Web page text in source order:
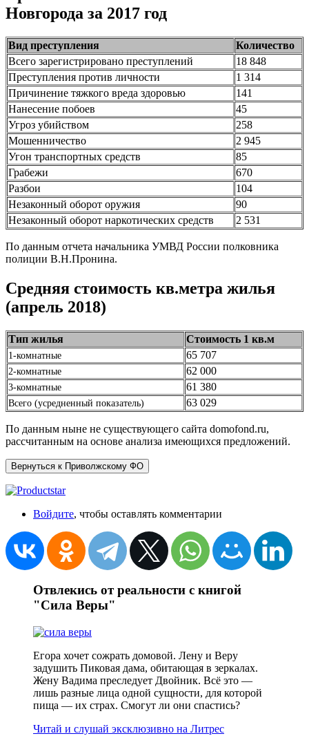
Новгорода за 2017 год
Вид преступления
Количество
Всего зарегистрировано преступлений
18 848
Преступления против личности
1 314
Причинение тяжкого вреда здоровью
141
Нанесение побоев
45
Угроз убийством
258
Мошенничество
2 945
Угон транспортных средств
85
Грабежи
670
Разбои
104
Незаконный оборот оружия
90
Незаконный оборот наркотических средств
2 531
По данным отчета начальника УМВД России полковника
полиции В.Н.Пронина.
Средняя стоимость кв.метра жилья
(апрель 2018)
Тип жилья Стоимость 1 кв.м
1-комнатные 65 707
2-комнатные 62 000
3-комнатные 61 380
Всего (усредненный показатель) 63 029
По данным ныне не существующего сайта domofond.ru,
рассчитанным на основе анализа имеющихся предложений.
Вернуться к Приволжскому ФО
Войдите, чтобы оставлять комментарии
Отвлекись от реальности с книгой
"Сила Веры"
Егора хочет сожрать домовой. Лену и Веру
задушить Пиковая дама, обитающая в зеркалах.
Жену Вадима преследует Двойник. Всё это —
лишь разные лица одной сущности, для которой
пища — их страх. Смогут ли они спастись?
Читай и слушай эксклюзивно на Литрес